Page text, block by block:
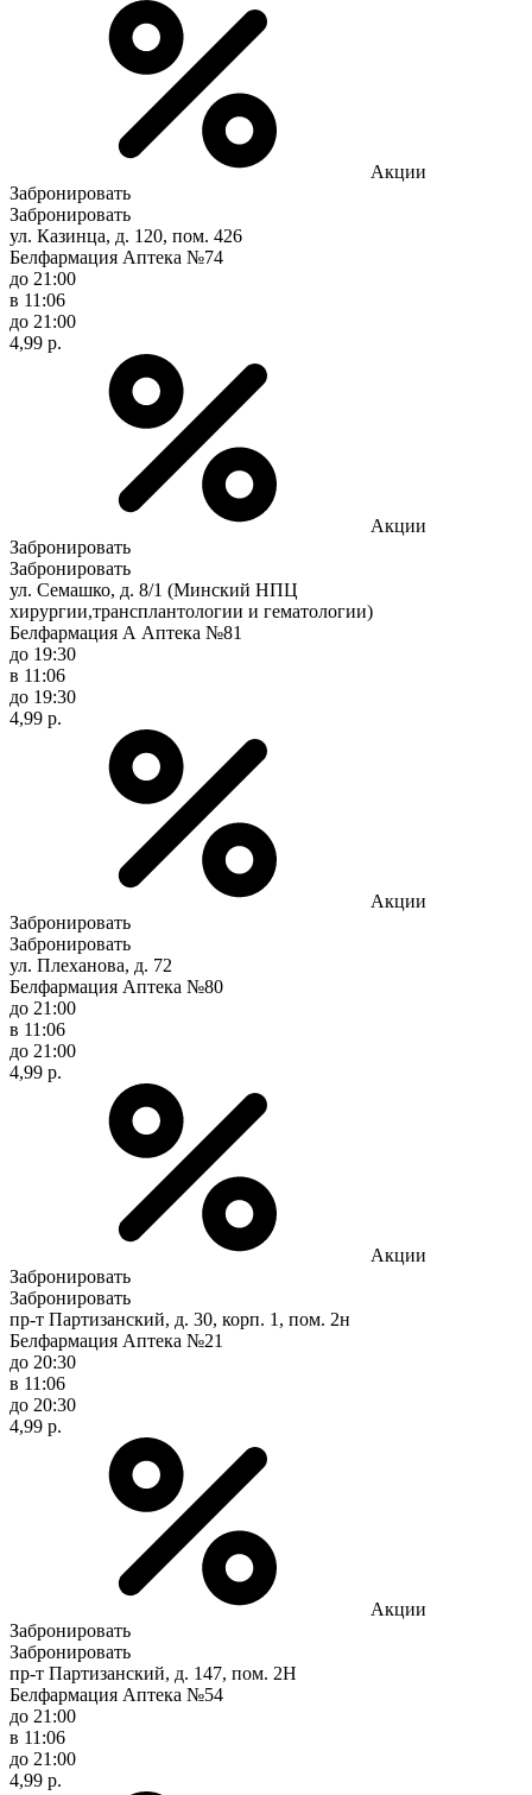
Акции
Забронировать
Забронировать
ул. Казинца, д. 120, пом. 426
Белфармация Аптека №74
до 21:00
в 11:06
до 21:00
4,99 р.
Акции
Забронировать
Забронировать
ул. Семашко, д. 8/1 (Минский НПЦ
хирургии,трансплантологии и гематологии)
Белфармация А Аптека №81
до 19:30
в 11:06
до 19:30
4,99 р.
Акции
Забронировать
Забронировать
ул. Плеханова, д. 72
Белфармация Аптека №80
до 21:00
в 11:06
до 21:00
4,99 р.
Акции
Забронировать
Забронировать
пр-т Партизанский, д. 30, корп. 1, пом. 2н
Белфармация Аптека №21
до 20:30
в 11:06
до 20:30
4,99 р.
Акции
Забронировать
Забронировать
пр-т Партизанский, д. 147, пом. 2Н
Белфармация Аптека №54
до 21:00
в 11:06
до 21:00
4,99 р.